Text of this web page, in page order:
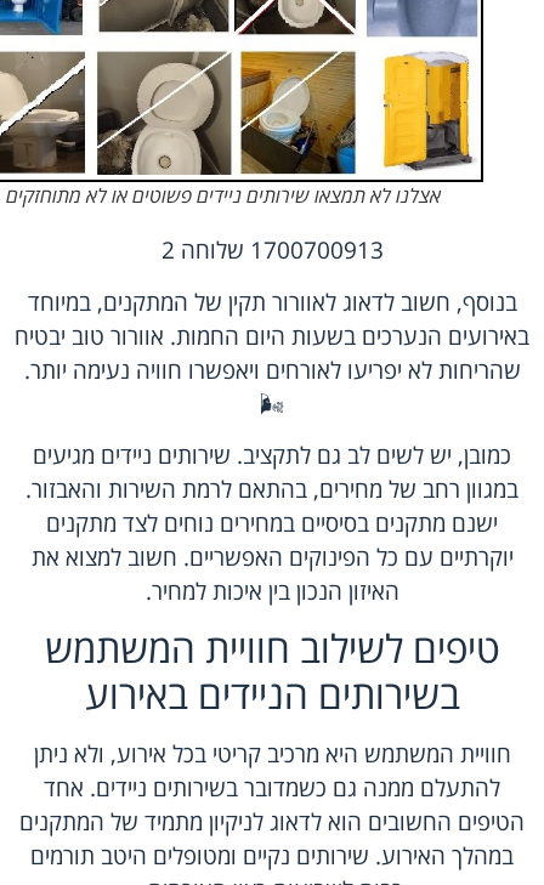
אצלנו לא תמצאו שירותים ניידים פשוטים או לא מתוחזקים
1700700913 שלוחה 2
בנוסף, חשוב לדאוג לאוורור תקין של המתקנים, במיוחד
באירועים הנערכים בשעות היום החמות. אוורור טוב יבטיח
שהריחות לא יפריעו לאורחים ויאפשרו חוויה נעימה יותר.
🌬️
כמובן, יש לשים לב גם לתקציב. שירותים ניידים מגיעים
במגוון רחב של מחירים, בהתאם לרמת השירות והאבזור.
ישנם מתקנים בסיסיים במחירים נוחים לצד מתקנים
יוקרתיים עם כל הפינוקים האפשריים. חשוב למצוא את
האיזון הנכון בין איכות למחיר.
טיפים לשילוב חוויית המשתמש
בשירותים הניידים באירוע
חוויית המשתמש היא מרכיב קריטי בכל אירוע, ולא ניתן
להתעלם ממנה גם כשמדובר בשירותים ניידים. אחד
הטיפים החשובים הוא לדאוג לניקיון מתמיד של המתקנים
במהלך האירוע. שירותים נקיים ומטופלים היטב תורמים